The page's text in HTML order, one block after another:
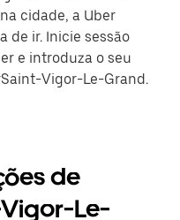
cidade, a Uber
de ir. Inicie sessão
e introduza o seu
Vigor-Le-Grand.
de
Le-